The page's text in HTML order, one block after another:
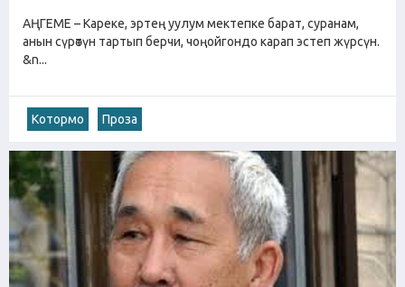
АҢГЕМЕ – Кареке, эртең уулум мектепке барат, суранам,
анын сүрөтүн тартып берчи, чоңойгондо карап эстеп жүрсүн.
&n...
Котормо Проза